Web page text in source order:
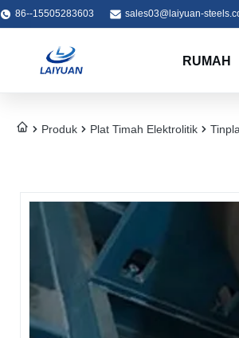
86--15505283603 sales03@laiyuan-
RUMAH
Produk Plat Timah Elektrolitik